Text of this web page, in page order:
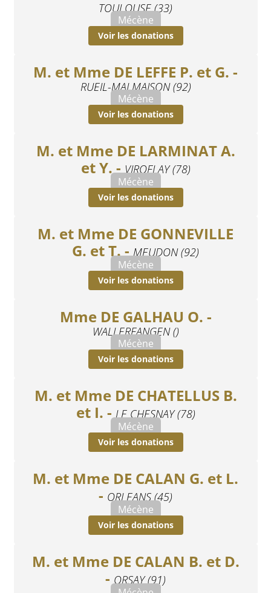
TOULOUSE (33)
Mécène
Voir les donations
M. et Mme DE LEFFE P. et G. -
RUEIL-MALMAISON (92)
Mécène
Voir les donations
M. et Mme DE LARMINAT A.
et Y. - VIROFLAY (78)
Mécène
Voir les donations
M. et Mme DE GONNEVILLE
G. et T. - MEUDON (92)
Mécène
Voir les donations
Mme DE GALHAU O. -
WALLERFANGEN ()
Mécène
Voir les donations
M. et Mme DE CHATELLUS B.
et I. - LE CHESNAY (78)
Mécène
Voir les donations
M. et Mme DE CALAN G. et L.
- ORLEANS (45)
Mécène
Voir les donations
M. et Mme DE CALAN B. et D.
- ORSAY (91)